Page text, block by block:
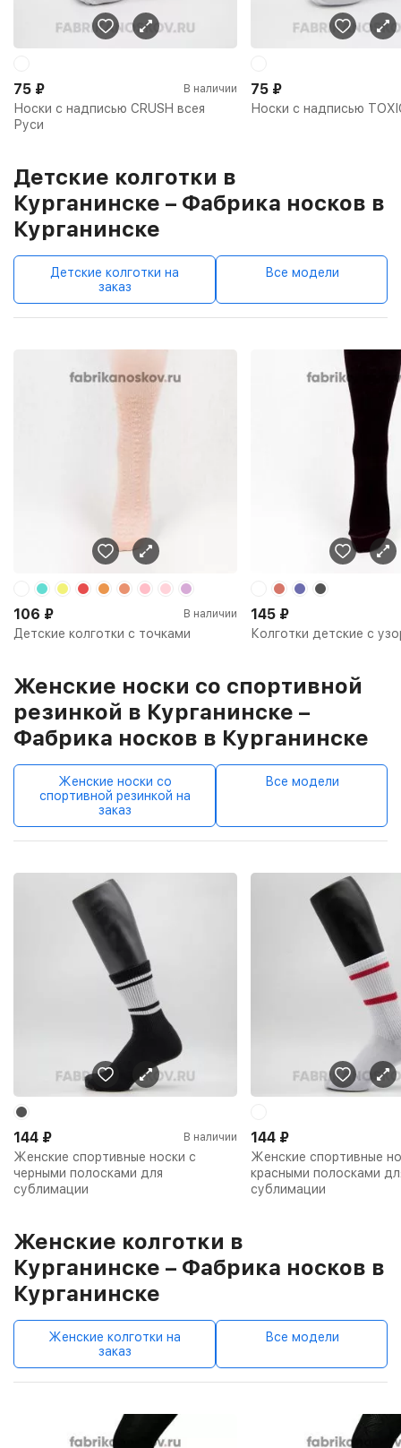
Носки с надписью CRUSH всея
Руси
75 ₽ В наличии
Носки с надписью
75 ₽
Детские колготки в
Курганинске – Фабрика носков в
Курганинске
Детские колготки на
заказ
Все модели
Детские колготки с точками
106 ₽ В наличии
Колготки детские с
145 ₽
Женские носки со спортивной
резинкой в Курганинске –
Фабрика носков в Курганинске
Женские носки со
спортивной резинкой на
заказ
Все модели
Женские спортивные носки с
черными полосками для
сублимации
144 ₽ В наличии
Женские спортивные
красными полосками
сублимации
144 ₽
Женские колготки в
Курганинске – Фабрика носков в
Курганинске
Женские колготки на
заказ
Все модели